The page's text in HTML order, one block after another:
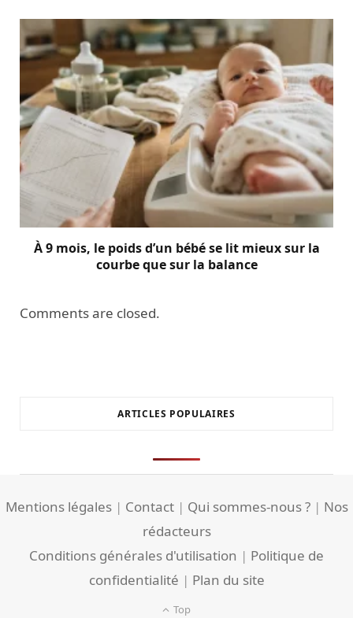
À 9 mois, le poids d’un bébé se lit mieux sur la
courbe que sur la balance
Comments are closed.
ARTICLES POPULAIRES
Mentions légales| Contact| Qui sommes-nous ?| Nos
rédacteurs
Conditions générales d'utilisation | Politique de
confidentialité | Plan du site
Top